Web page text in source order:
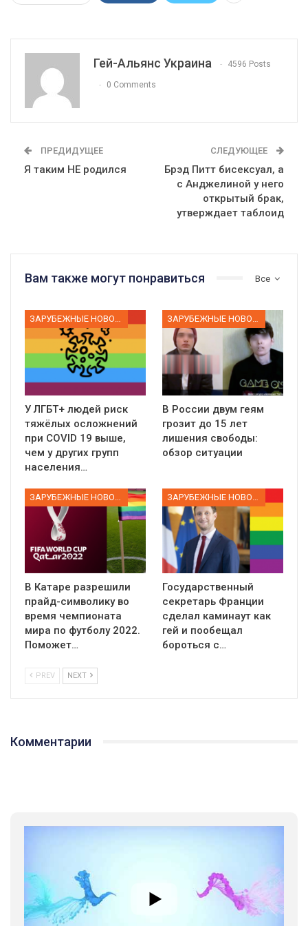
Гей-Альянс Украина 4596 Posts
0 Comments
ПРЕДИДУЩЕЕ
Я таким НЕ родился
СЛЕДУЮЩЕЕ
Брэд Питт бисексуал, а
с Анджелиной у него
открытый брак,
утверждает таблоид
Все
Вам также могут понравиться
ЗАРУБЕЖНЫЕ НОВОСТИ
У ЛГБТ+ людей риск
тяжёлых осложнений
при COVID 19 выше,
чем у других групп
населения…
ЗАРУБЕЖНЫЕ НОВОСТИ
В России двум геям
грозит до 15 лет
лишения свободы:
обзор ситуации
В Катаре разрешили
прайд-символику во
время чемпионата
мира по футболу 2022.
Поможет…
Государственный
секретарь Франции
сделал каминаут как
гей и пообещал
бороться с…
PREV NEXT
Комментарии
В цьому році, пандемія та COVІD-19 не дали нам можливості
провести вуличні акції. Наше відео-звернення про те, що
навіть коли ми у різних містах та не можемо зустрінеться, ми
разом. Ми закликаємо всіх хто поділяє цінності рівності та
423 Просмотров